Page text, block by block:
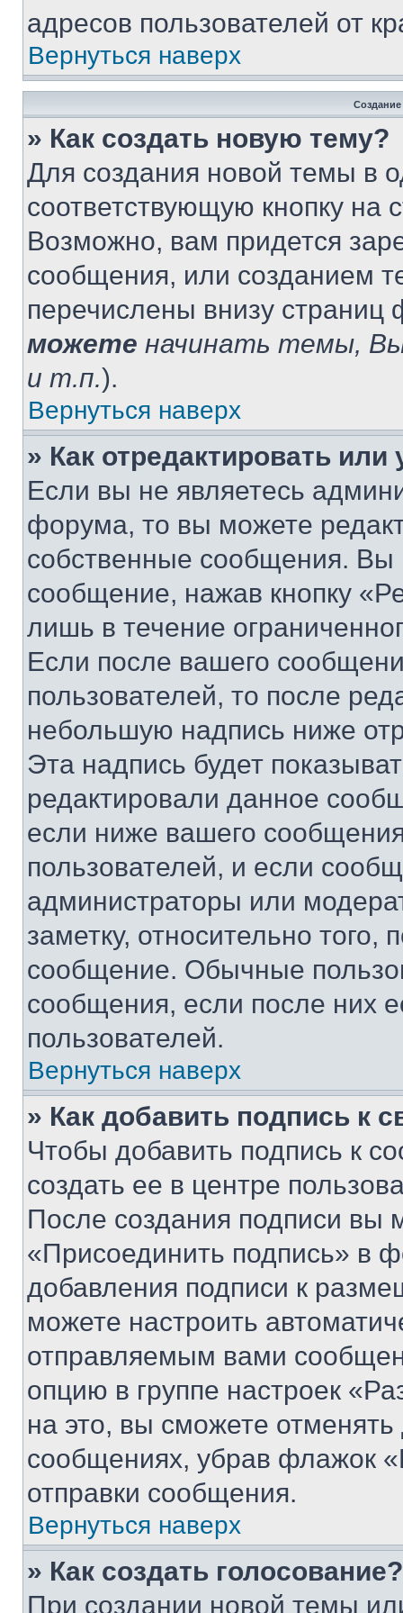
адресов пользователей от
Вернуться наверх
» Как создать новую тему?
Для создания новой темы в
соответствующую кнопку
Возможно, вам придется
сообщения, или созданием
перечислены внизу
можете начинать темы,
и т.п.).
Вернуться наверх
» Как отредактировать
Если вы не являетесь
форума, то вы можете
собственные сообщения. Вы
сообщение, нажав кнопку
лишь в течение
Если после вашего
пользователей, то после
небольшую надпись ниже
Эта надпись будет
редактировали данное
если ниже вашего
пользователей, и если
администраторы или
заметку, относительно
сообщение. Обычные
сообщения, если после них
пользователей.
Вернуться наверх
» Как добавить подпись к
Чтобы добавить подпись к
создать ее в центре
После создания подписи вы
«Присоединить подпись» в
добавления подписи к
можете настроить
отправляемым вами
опцию в группе настроек
на это, вы сможете
сообщениях, убрав флажок
отправки сообщения.
Вернуться наверх
» Как создать голосование?
При создании новой темы